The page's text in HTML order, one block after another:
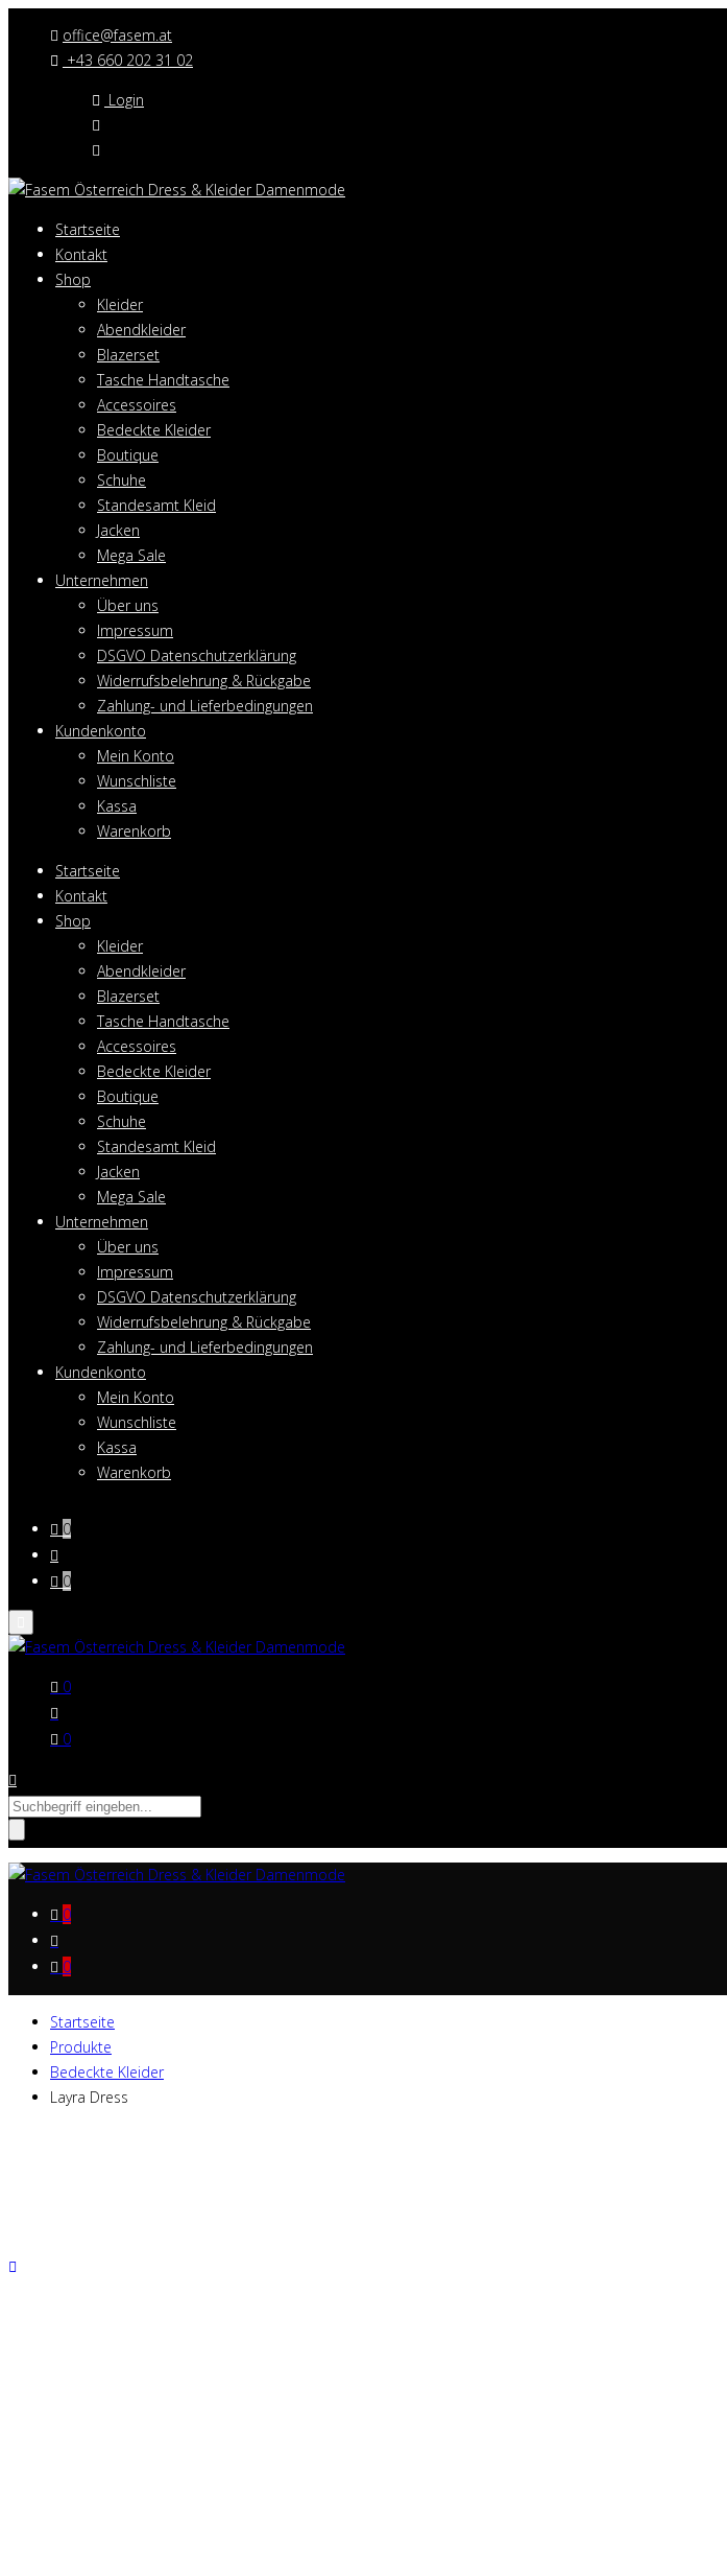
office@fasem.at
+43 660 202 31 02
Login
Startseite
Kontakt
Shop
Kleider
Abendkleider
Blazerset
Tasche Handtasche
Accessoires
Bedeckte Kleider
Boutique
Schuhe
Standesamt Kleid
Jacken
Mega Sale
Unternehmen
Über uns
Impressum
DSGVO Datenschutzerklärung
Widerrufsbelehrung & Rückgabe
Zahlung- und Lieferbedingungen
Kundenkonto
Mein Konto
Wunschliste
Kassa
Warenkorb
Startseite
Kontakt
Shop
Kleider
Abendkleider
Blazerset
Tasche Handtasche
Accessoires
Bedeckte Kleider
Boutique
Schuhe
Standesamt Kleid
Jacken
Mega Sale
Unternehmen
Über uns
Impressum
DSGVO Datenschutzerklärung
Widerrufsbelehrung & Rückgabe
Zahlung- und Lieferbedingungen
Kundenkonto
Mein Konto
Wunschliste
Kassa
Warenkorb
0
0
0
0
Suche
0
0
Startseite
Produkte
Bedeckte Kleider
Layra Dress